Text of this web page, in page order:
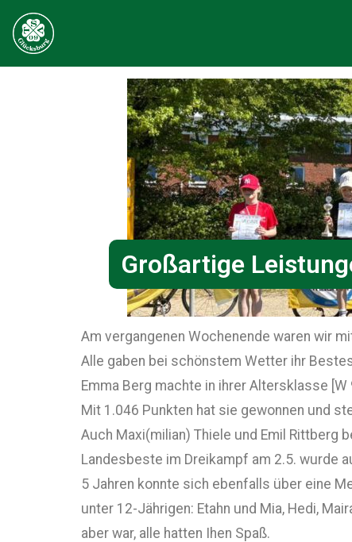
Großartige
Am vergangenen Wochenende waren wir
Alle gaben bei schönstem Wetter ihr
Emma Berg machte in ihrer Altersklasse
Mit 1.046 Punkten hat sie gewonnen und
Auch Maxi(milian) Thiele und Emil Rittberg
Landesbeste im Dreikampf am 2.5. wurde
5 Jahren konnte sich ebenfalls über eine
unter 12-Jährigen: Etahn und Mia, Hedi,
aber war, alle hatten Ihen Spaß.